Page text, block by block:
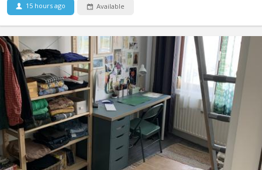
15 hours ago Available
BK 1371
AVAILABLE ON 1/8/2026 Rue des Tanneurs 179. One person flat.
Double glazing, central heating, wooden floor, safety door. Not
furnished. Rental term :13 months; Deposit : 2 months.